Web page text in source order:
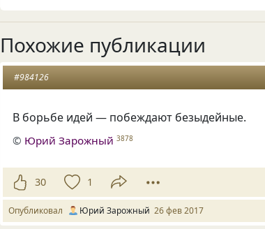
Похожие публикации
#984126
В борьбе идей — побеждают безыдейные.
© Юрий Зарожный 3878
30 1
Опубликовал Юрий Зарожный 26 фев 2017